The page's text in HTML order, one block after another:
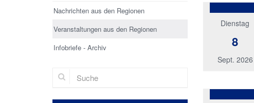
Dienstag
8
Sept. 2026
Nachrichten aus den Regionen
Veranstaltungen aus den Regionen
Infobriefe - Archiv
Suche